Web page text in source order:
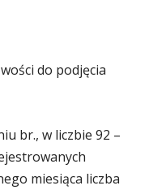
do podjęcia
br., w liczbie 92 –
miesiąca liczba